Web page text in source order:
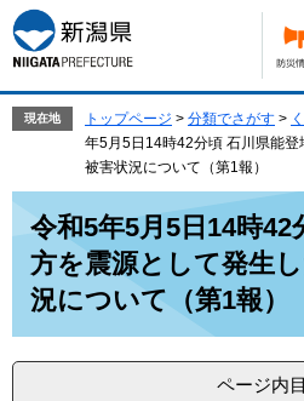
ー
ジ
の
す。
ニ
ュ
ー
し
現在地 トップページ > 分類でさがす >
年5月5日14時42分頃 石川県能
被害状況について（第1報）
令和5年5月5日14時42
方を震源として発生
況について（第1報）
ページ内